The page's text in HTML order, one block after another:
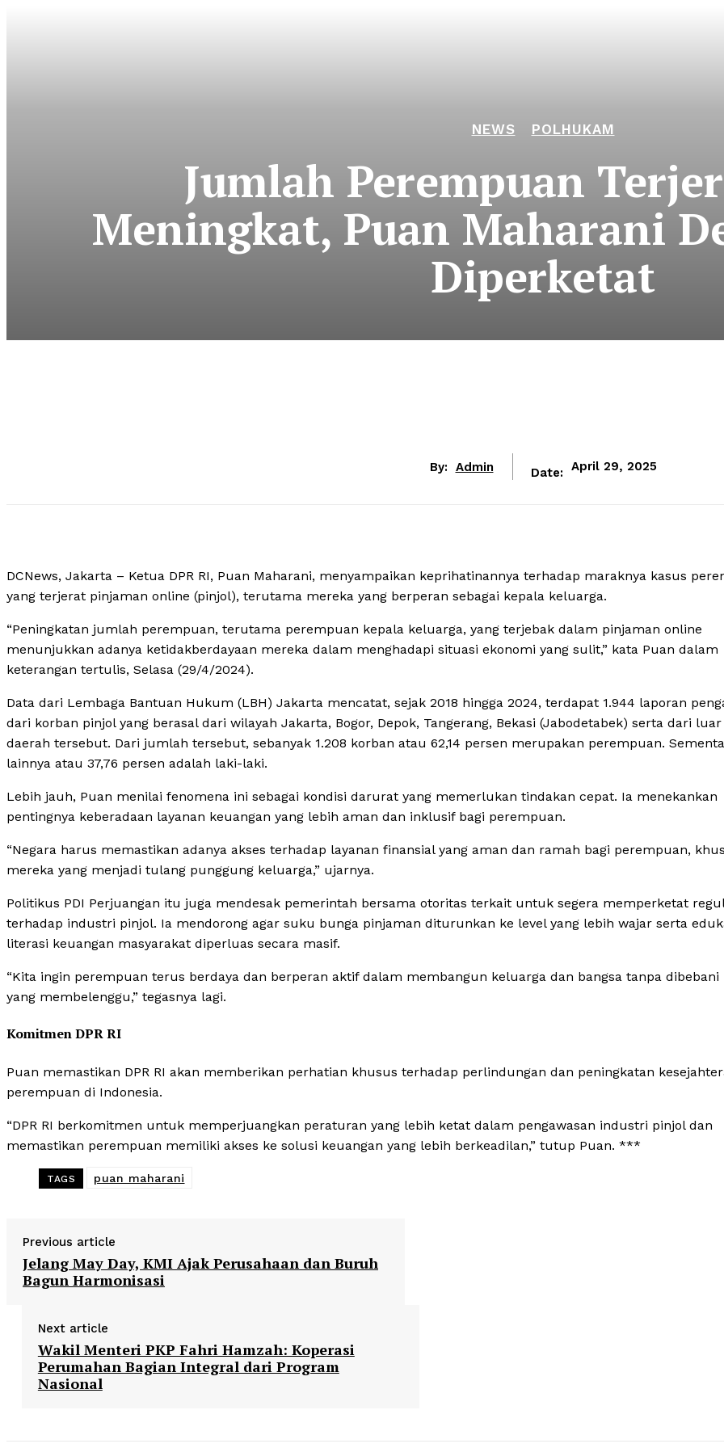
NEWS POLHUKAM
Jumlah Perempuan
Meningkat, Puan Maharani
Diperketat
By: Admin Date: April 29, 2025
DCNews, Jakarta – Ketua DPR RI, Puan Maharani, menyampaikan keprihatinannya terhadap maraknya kasus
yang terjerat pinjaman online (pinjol), terutama mereka yang berperan sebagai kepala keluarga.
“Peningkatan jumlah perempuan, terutama perempuan kepala keluarga, yang terjebak dalam pinjaman online
menunjukkan adanya ketidakberdayaan mereka dalam menghadapi situasi ekonomi yang sulit,” kata Puan dalam
keterangan tertulis, Selasa (29/4/2024).
Data dari Lembaga Bantuan Hukum (LBH) Jakarta mencatat, sejak 2018 hingga 2024, terdapat 1.944 laporan
dari korban pinjol yang berasal dari wilayah Jakarta, Bogor, Depok, Tangerang, Bekasi (Jabodetabek) serta dari luar
daerah tersebut. Dari jumlah tersebut, sebanyak 1.208 korban atau 62,14 persen merupakan perempuan.
lainnya atau 37,76 persen adalah laki-laki.
Lebih jauh, Puan menilai fenomena ini sebagai kondisi darurat yang memerlukan tindakan cepat. Ia menekankan
pentingnya keberadaan layanan keuangan yang lebih aman dan inklusif bagi perempuan.
“Negara harus memastikan adanya akses terhadap layanan finansial yang aman dan ramah bagi perempuan,
mereka yang menjadi tulang punggung keluarga,” ujarnya.
Politikus PDI Perjuangan itu juga mendesak pemerintah bersama otoritas terkait untuk segera memperketat
terhadap industri pinjol. Ia mendorong agar suku bunga pinjaman diturunkan ke level yang lebih wajar serta
literasi keuangan masyarakat diperluas secara masif.
“Kita ingin perempuan terus berdaya dan berperan aktif dalam membangun keluarga dan bangsa tanpa dibebani
yang membelenggu,” tegasnya lagi.
Komitmen DPR RI
Puan memastikan DPR RI akan memberikan perhatian khusus terhadap perlindungan dan peningkatan
perempuan di Indonesia.
“DPR RI berkomitmen untuk memperjuangkan peraturan yang lebih ketat dalam pengawasan industri pinjol dan
memastikan perempuan memiliki akses ke solusi keuangan yang lebih berkeadilan,” tutup Puan. ***
TAGS puan maharani
Previous article
Jelang May Day, KMI Ajak Perusahaan dan Buruh
Bagun Harmonisasi
Next article
Wakil Menteri PKP Fahri Hamzah: Koperasi
Perumahan Bagian Integral dari Program
Nasional